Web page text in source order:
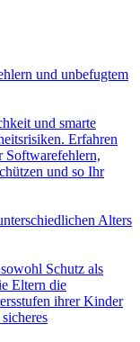
und unbefugtem
und smarte
Erfahren
Softwarefehlern,
und so Ihr
Alters
Schutz als
Eltern die
ihrer Kinder